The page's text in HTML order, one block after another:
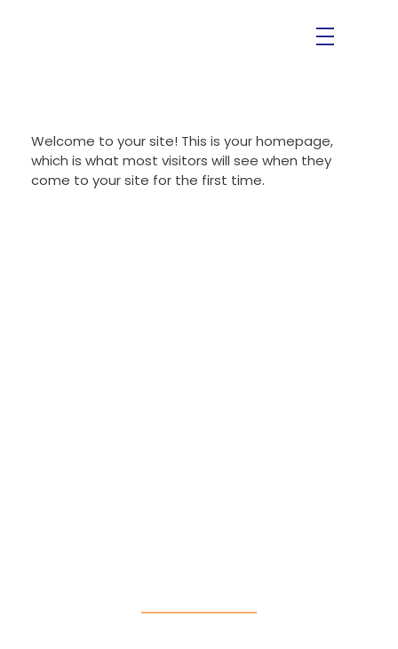
Welcome to your site! This is your homepage,
which is what most visitors will see when they
come to your site for the first time.